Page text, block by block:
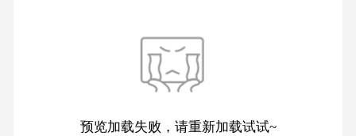
预览加载失败，请重新加载试试~